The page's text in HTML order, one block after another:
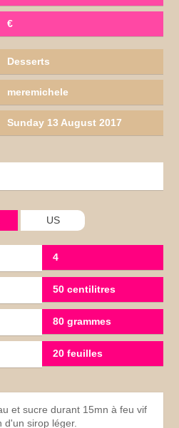
€
Desserts
meremichele
Sunday 13 August 2017
US
4
50 centilitres
80 grammes
20 feuilles
et sucre durant 15mn à feu vif
d'un sirop léger.